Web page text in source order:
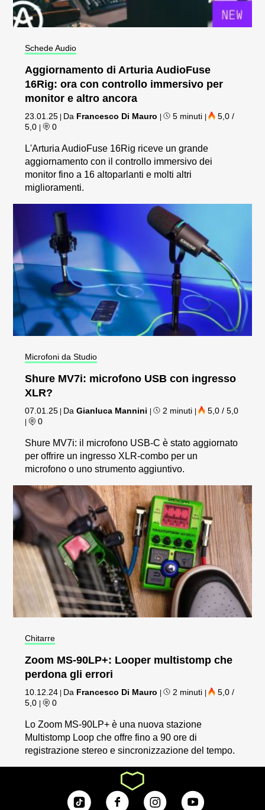
Schede Audio
Aggiornamento di Arturia AudioFuse
16Rig: ora con controllo immersivo per
monitor e altro ancora
23.01.25 | Da Francesco Di Mauro | 5 minuti |
5,0 /
5,0 | 0
L'Arturia AudioFuse 16Rig riceve un grande
aggiornamento con il controllo immersivo dei
monitor fino a 16 altoparlanti e molti altri
miglioramenti.
Microfoni da Studio
Shure MV7i: microfono USB con ingresso
XLR?
07.01.25 | DaGianluca Mannini | 2 minuti | 5,0 / 5,0
| 0
Shure MV7i: il microfono USB-C è stato aggiornato
per offrire un ingresso XLR-combo per un
microfono o uno strumento aggiuntivo.
Chitarre
Zoom MS-90LP+: Looper multistomp che
perdona gli errori
10.12.24 Da Francesco Di Mauro | 2 minuti |
5,0 /
5,0
| 0
Lo Zoom MS-90LP+ è una nuova stazione
Multistomp Loop che offre fino a 90 ore di
registrazione stereo e sincronizzazione del tempo.